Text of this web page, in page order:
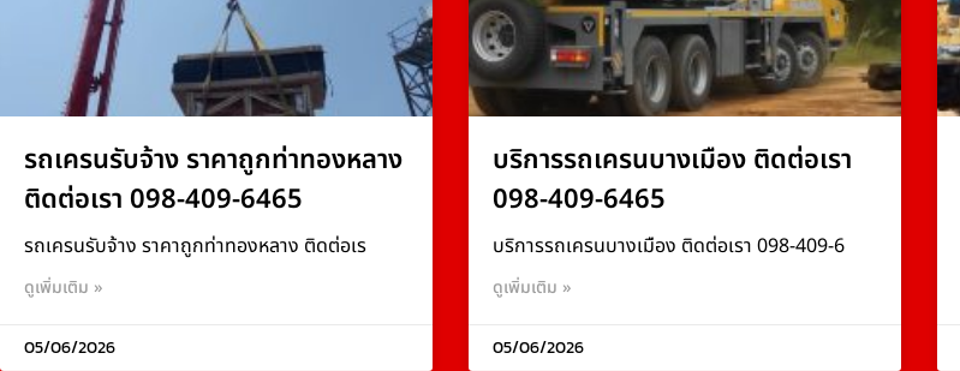
รถเครนรับจ้าง ราคาถูกท่าทองหลาง
ติดต่อเรา 098-409-6465
รถเครนรับจ้าง ราคาถูกท่าทองหลาง ติดต่อเร
ดูเพิ่มเติม »
05/06/2026
บริการรถเครนบางเมือง ติดต่อเรา
098-409-6465
บริการรถเครนบางเมือง ติดต่อเรา 098-409-6
ดูเพิ่มเติม »
05/06/2026